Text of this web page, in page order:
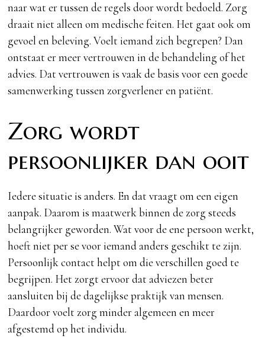
naar wat er tussen de regels door wordt bedoeld. Zorg
draait niet alleen om medische feiten. Het gaat ook om
gevoel en beleving. Voelt iemand zich begrepen? Dan
ontstaat er meer vertrouwen in de behandeling of het
advies. Dat vertrouwen is vaak de basis voor een goede
samenwerking tussen zorgverlener en patiënt.
Zorg wordt
persoonlijker dan ooit
Iedere situatie is anders. En dat vraagt om een eigen
aanpak. Daarom is maatwerk binnen de zorg steeds
belangrijker geworden. Wat voor de ene persoon werkt,
hoeft niet per se voor iemand anders geschikt te zijn.
Persoonlijk contact helpt om die verschillen goed te
begrijpen. Het zorgt ervoor dat adviezen beter
aansluiten bij de dagelijkse praktijk van mensen.
Daardoor voelt zorg minder algemeen en meer
afgestemd op het individu.